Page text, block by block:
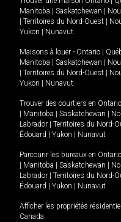
Manitoba
Saskatchewan
Territoires du Nord-Ouest
Yukon
Nunavut.
Maisons à louer - Ontario
Manitoba
Saskatchewan
Territoires du Nord-Ouest
Yukon
Nunavut.
Trouver des courtiers en Ontario
Manitoba Saskatchewan
Labrador
Territoires du Nord-
Édouard
Yukon Nunavut
Parcourir les bureaux en Ontario
Manitoba Saskatchewan
Labrador
Territoires du Nord-
Édouard
Yukon Nunavut
Afficher les propriétés
Canada